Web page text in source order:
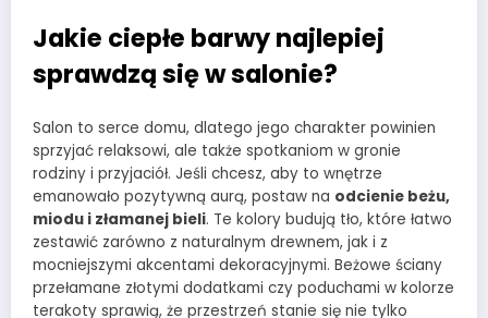
Jakie ciepłe barwy najlepiej
sprawdzą się w salonie?
Salon to serce domu, dlatego jego charakter powinien
sprzyjać relaksowi, ale także spotkaniom w gronie
rodziny i przyjaciół. Jeśli chcesz, aby to wnętrze
emanowało pozytywną aurą, postaw na odcienie beżu,
miodu i złamanej bieli. Te kolory budują tło, które łatwo
zestawić zarówno z naturalnym drewnem, jak i z
mocniejszymi akcentami dekoracyjnymi. Beżowe ściany
przełamane złotymi dodatkami czy poduchami w kolorze
terakoty sprawią, że przestrzeń stanie się nie tylko